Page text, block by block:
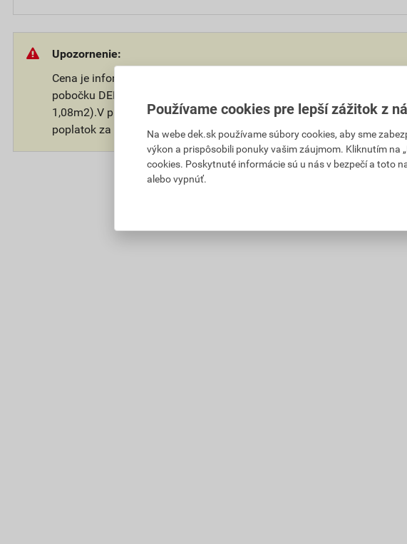
Upozornenie:
Cena je informatívna, pre svoju objektovú cenu prosím kontaktujte
pobočku DEK. Odber tovaru je možný len na ucelené vrstvy (1 vrstva =
1,08m2).V prípade odberu tovaru na palete Vám môže byť účtovaný
poplatok za paletu.
Používame cookies pre lepší zážitok z
Na webe dek.sk používame súbory cookies, aby sme
výkon a prispôsobili ponuky vašim záujmom. Kliknutím na
cookies. Poskytnuté informácie sú u nás v bezpečí a toto
alebo vypnúť.